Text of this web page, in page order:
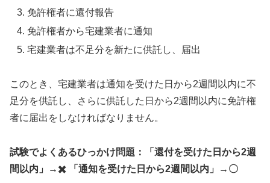
免許権者に還付報告
免許権者から宅建業者に通知
宅建業者は不足分を新たに供託し、届出
このとき、宅建業者は通知を受けた日から2週間以内に不
足分を供託し、さらに供託した日から2週間以内に免許権
者に届出をしなければなりません。
試験でよくあるひっかけ問題：「還付を受けた日から2週
間以内」→✖️ 「通知を受けた日から2週間以内」→〇